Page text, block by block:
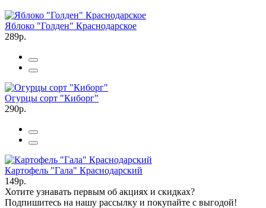
Яблоко "Голден" Краснодарское
289р.
Огурцы сорт "Киборг"
290р.
Картофель "Гала" Краснодарский
149р.
Хотите узнавать первым об акциях и скидках?
Подпишитесь на нашу рассылку и покупайте с выгодой!